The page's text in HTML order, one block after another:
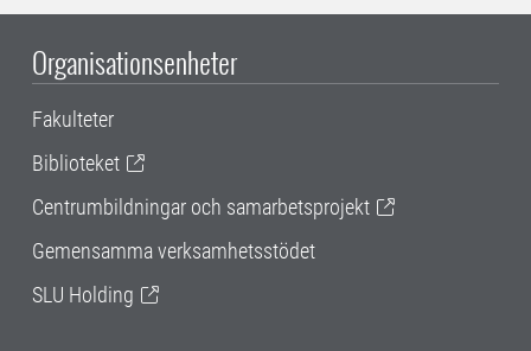
Organisationsenheter
Fakulteter
Biblioteket
Centrumbildningar och samarbetsprojekt
Gemensamma verksamhetsstödet
SLU Holding